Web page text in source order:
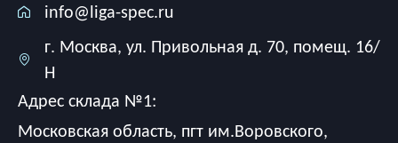
info@liga-spec.ru
г. Москва, ул. Привольная д. 70, помещ. 16/
Н
Адрес склада №1:
Московская область, пгт им.Воровского,